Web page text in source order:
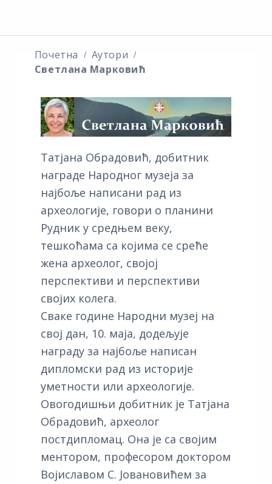
Почетна
Аутори
Светлана Марковић
Татјана Обрадовић, добитник
награде Народног музеја за
најбоље написани рад из
археологије, говори о планини
Рудник у средњем веку,
тешкоћама са којима се среће
жена археолог, својој
перспективи и перспективи
својих колега.
Сваке године Народни музеј на
свој дан, 10. маја, додељује
награду за најбоље написан
дипломски рад из историје
уметности или археологије.
Овогодишњи добитник је Татјана
Обрадовић, археолог
постдипломац. Она је са својим
ментором, професором доктором
Војиславом С. Јовановићем за